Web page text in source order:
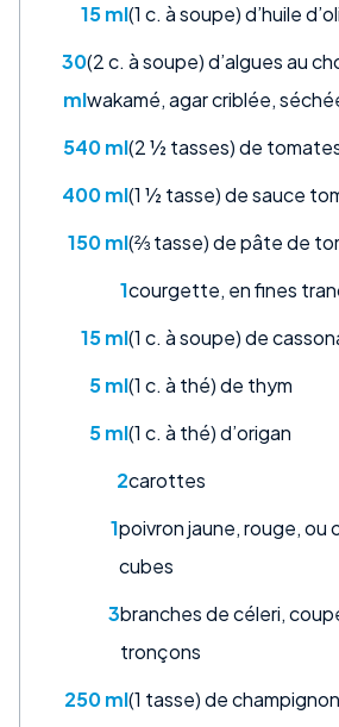
15 ml(1 c. à soupe) d’huile
30
ml
(2 c. à soupe) d’algues au
wakamé, agar criblée,
540 ml(2 ½ tasses) de
400 ml(1 ½ tasse) de sauce
150 ml(⅔ tasse) de pâte de
1courgette, en fines
15 ml(1 c. à soupe) de
5 ml(1 c. à thé) de thym
5 ml(1 c. à thé) d’origan
2carottes
1poivron jaune, rouge, ou
cubes
3branches de céleri,
tronçons
250 ml(1 tasse) de